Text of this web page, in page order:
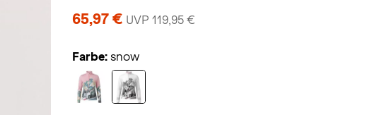
65,97 € UVP 119,95 €
Farbe: snow